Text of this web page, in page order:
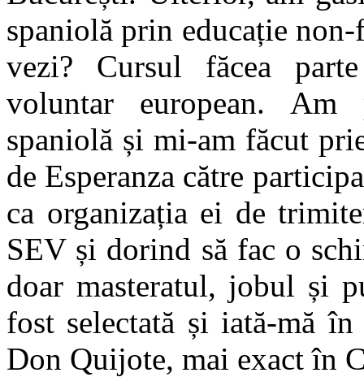
spaniolă prin educație
vezi? Cursul făcea
voluntar european. Am
spaniolă și mi-am făcut
de Esperanza către
ca organizația ei de
SEV și dorind să fac o
doar masteratul, jobul și
fost selectată și iată-mă
Don Quijote, mai exact în